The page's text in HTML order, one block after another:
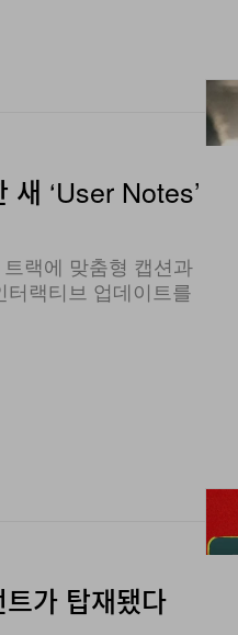
‘User Notes’
랙에 맞춤형 캡션과
랙티브 업데이트를
트가 탑재됐다